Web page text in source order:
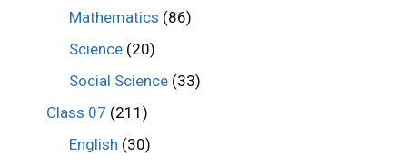
Mathematics (86)
Science (20)
Social Science (33)
Class 07 (211)
English (30)